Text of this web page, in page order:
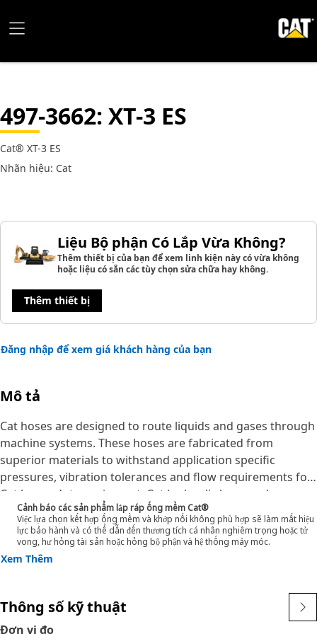
497-3662: XT-3 ES
Cat® XT-3 ES
Nhãn hiệu: Cat
Liệu Bộ phận Có Lắp Vừa Không?
Thêm thiết bị của bạn để xem linh kiện này có vừa không
hoặc liệu có sẵn các tùy chọn sửa chữa hay không.
Thêm thiết bị
Đăng nhập để xem giá khách hàng của bạn
Mô tả
Cat hoses are designed to route liquids and gases through
machine systems. These hoses are fabricated from
superior materials to withstand application specific
pressures, vibration tolerances and flow requirements for
Cat heavy-duty equipment. Cat hydraulic hose and
couplings are subjected to the most rigorous testing
processes in the industry. Every Cat hose and coupling
combination is tested as a system to ensure a perfect fit
that yields maximum safety and dependability. The Cat XT
Caterpillar for high pressure hydraulic applications. These
range from 2500 to 6000 psi (17.5 to 42.0 MPa). The ES
(Enhanced Spiral) construction is a Caterpillar proprietary
Cảnh báo các sản phẩm lắp ráp ống mềm Cat®
Việc lựa chọn kết hợp ống mềm và khớp nối không phù hợp sẽ làm mất hiệu
lực bảo hành và có thể dẫn đến thương tích cá nhân nghiêm trọng hoặc tử
vong, hư hỏng tài sản hoặc hỏng bộ phận và hệ thống máy móc.
Xem Thêm
Thông số kỹ thuật
Đơn vị đo